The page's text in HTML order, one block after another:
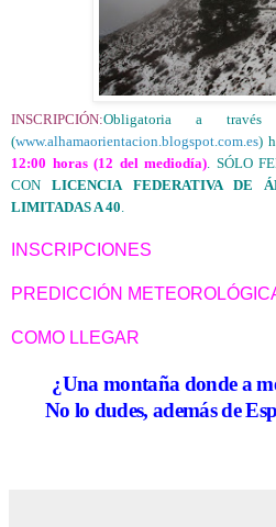
INSCRIPCIÓN:Obligatoria a
(www.alhamaorientacion.blogspot.com.es)
12:00 horas (12 del mediodía). SÓLO
CON LICENCIA FEDERATIVA DE
LIMITADAS A 40.
INSCRIPCIONES
PREDICCIÓN
COMO LLEGAR
¿Una montaña donde a
No lo dudes, además de